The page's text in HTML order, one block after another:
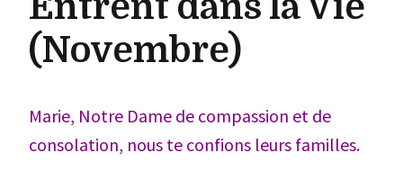
(Novembre)
Marie, Notre Dame de compassion et de
consolation, nous te confions leurs familles.